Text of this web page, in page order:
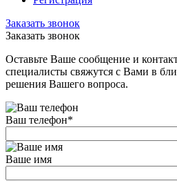
Заказать звонок
Заказать звонок
Оставьте Ваше сообщение и
специалисты свяжутся с Вами в
решения Вашего вопроса.
Ваш телефон*
Ваше имя